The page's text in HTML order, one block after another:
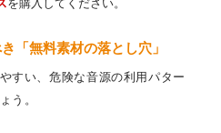
「無料素材の落とし穴」
すい、危険な音源の利用パター
う。